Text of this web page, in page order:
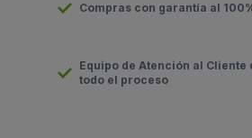
Compras con garantía al
Equipo de Atención al Cliente
todo el proceso